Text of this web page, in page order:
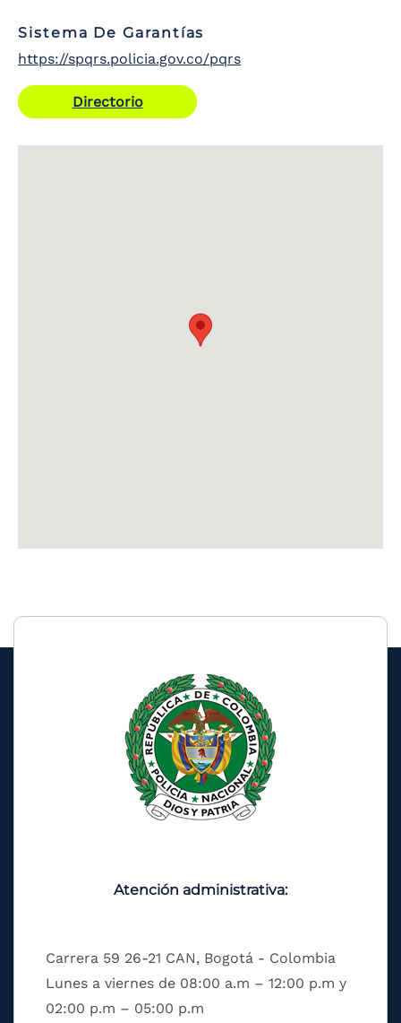
Sistema De Garantías
https://spqrs.policia.gov.co/pqrs
Directorio
Atención administrativa:
Carrera 59 26-21 CAN, Bogotá - Colombia
Lunes a viernes de 08:00 a.m – 12:00 p.m y
02:00 p.m – 05:00 p.m